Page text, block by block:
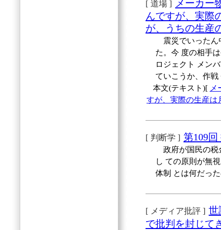
[ 道場 ] メーカー
んですが、実際
が、うちの生産
震災でいったん
た。今 度の相手
ロジェクト メン
ていこうか、作
本文(テキスト)[ メ
すが、実際の生産は
[ 判断学 ] 第109
政府が国民の税
し ての原則が無
体制 とは何だっ
[ メディア批評 ] 世
で批判を封じて